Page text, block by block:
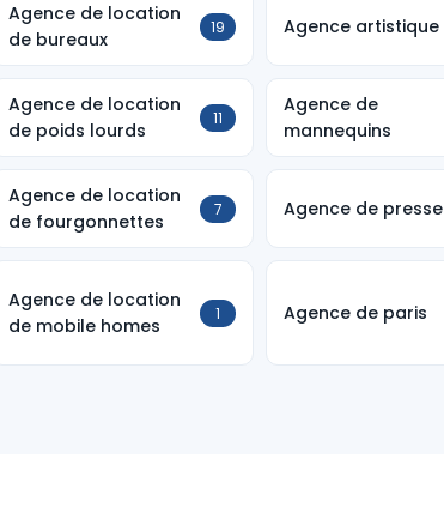
Agence de location
de bureaux
19 Agence artistique
Agence de location
de poids lourds
11
Agence de
mannequins
Agence de location
de fourgonnettes
7 Agence de presse
Agence de location
de mobile homes
1 Agence de paris